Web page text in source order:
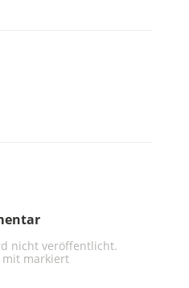
nicht veröffentlicht.
mit markiert